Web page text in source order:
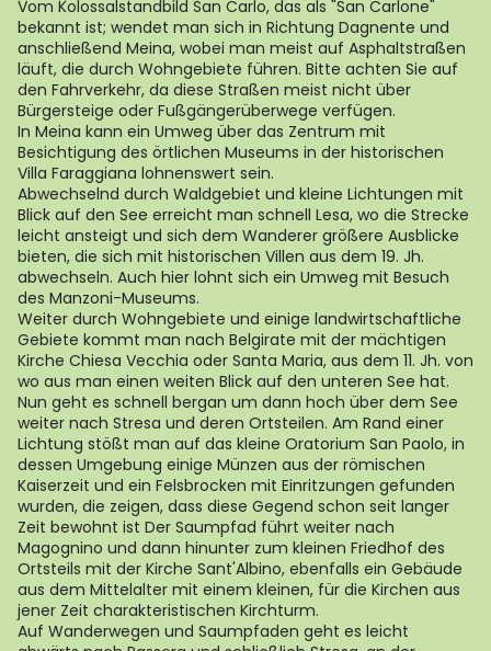
Vom Kolossalstandbild San Carlo, das als "San Carlone"
bekannt ist; wendet man sich in Richtung Dagnente und
anschließend Meina, wobei man meist auf Asphaltstraßen
läuft, die durch Wohngebiete führen. Bitte achten Sie auf
den Fahrverkehr, da diese Straßen meist nicht über
Bürgersteige oder Fußgängerüberwege verfügen.
In Meina kann ein Umweg über das Zentrum mit
Besichtigung des örtlichen Museums in der historischen
Villa Faraggiana lohnenswert sein.
Abwechselnd durch Waldgebiet und kleine Lichtungen mit
Blick auf den See erreicht man schnell Lesa, wo die Strecke
leicht ansteigt und sich dem Wanderer größere Ausblicke
bieten, die sich mit historischen Villen aus dem 19. Jh.
abwechseln. Auch hier lohnt sich ein Umweg mit Besuch
des Manzoni-Museums.
Weiter durch Wohngebiete und einige landwirtschaftliche
Gebiete kommt man nach Belgirate mit der mächtigen
Kirche Chiesa Vecchia oder Santa Maria, aus dem 11. Jh. von
wo aus man einen weiten Blick auf den unteren See hat.
Nun geht es schnell bergan um dann hoch über dem See
weiter nach Stresa und deren Ortsteilen. Am Rand einer
Lichtung stößt man auf das kleine Oratorium San Paolo, in
dessen Umgebung einige Münzen aus der römischen
Kaiserzeit und ein Felsbrocken mit Einritzungen gefunden
wurden, die zeigen, dass diese Gegend schon seit langer
Zeit bewohnt ist Der Saumpfad führt weiter nach
Magognino und dann hinunter zum kleinen Friedhof des
Ortsteils mit der Kirche Sant'Albino, ebenfalls ein Gebäude
aus dem Mittelalter mit einem kleinen, für die Kirchen aus
jener Zeit charakteristischen Kirchturm.
Auf Wanderwegen und Saumpfaden geht es leicht